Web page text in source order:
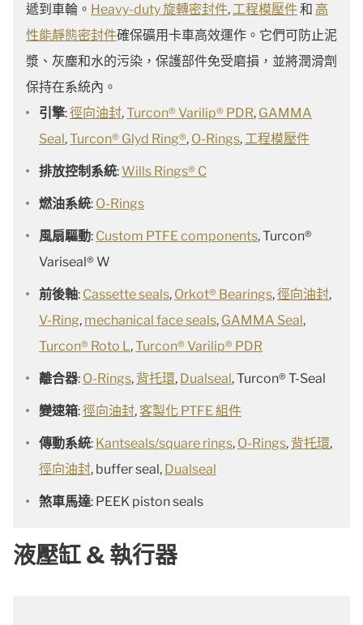
遞到車輪。 Heavy-duty 旋轉密封件, 工程模壓件和 高
性能靜態密封件確保礦用卡車高效運作。它們可防止泥
漿、灰塵和水的污染，保護部件免受磨損，並將潤滑劑
保持在系統內。
引擎:徑向油封,Turcon® Varilip® PDR, GAMMA
Seal,Turcon® Glyd Ring®, O-Rings, 工程模壓件
排放控制系統:Wills Rings® C
燃油系統: O-Rings
風扇驅動: Custom PTFE components, Turcon®
Variseal® W
前後軸: Cassette seals, Orkot® Bearings,徑向油封,
V-Ring, mechanical face seals, GAMMA Seal,
Turcon® Roto L,Turcon® Varilip® PDR
離合器: O-Rings, 背托環, Dualseal, Turcon® T-Seal
變速箱:徑向油封, 客製化 PTFE 組件
傳動系統: Kantseals/square rings, O-Rings, 背托環,
徑向油封, buffer seal, Dualseal
煞車馬達: PEEK piston seals
液壓缸 & 執行器